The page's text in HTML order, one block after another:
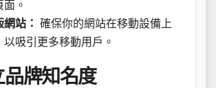
。
站： 確保你的網站在移動設備上
吸引更多移動用戶。
品牌知名度